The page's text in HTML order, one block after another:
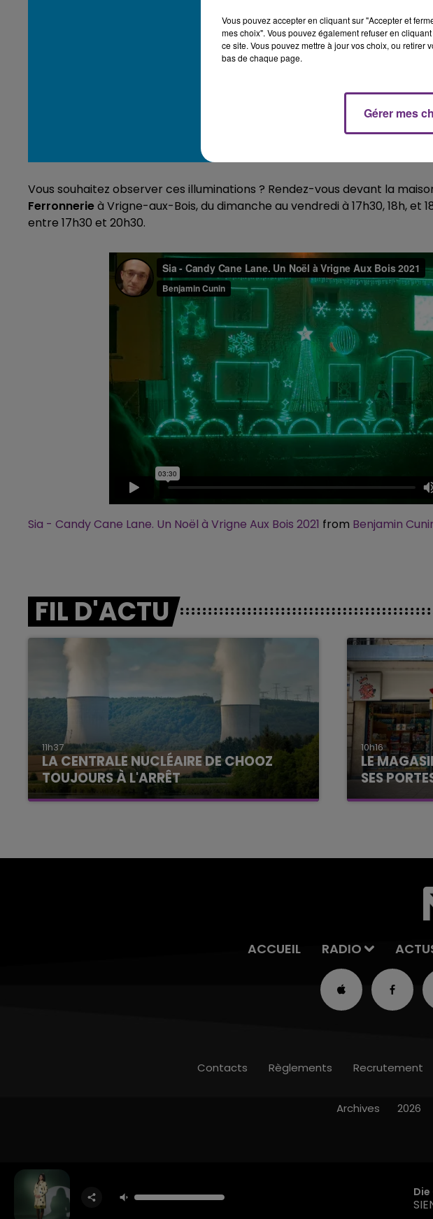
Vous souhaitez observer ces illuminations ? Rendez-vous devant la
Ferronnerieà Vrigne-aux-Bois, du dimanche au vendredi à 17h30, 18h, et
entre 17h30 et 20h30.
Sia - Candy Cane Lane. Un Noël à Vrigne Aux Bois 2021 from Benjamin
FIL D'ACTU
11h37
LA CENTRALE NUCLÉAIRE DE CHOOZ
TOUJOURS À L'ARRÊT
Cela fait déjà une semaine que la centrale
10h16
LE
SES
C'était l'une
ACCUEIL RADIO
Die
Contacts Règlements Recrutement
Archives 2026
Vous pouvez accepter en cliquant sur "Accepter et
mes choix". Vous pouvez également refuser en
ce site. Vous pouvez mettre à jour vos choix, ou retirer
bas de chaque page.
Gérer mes